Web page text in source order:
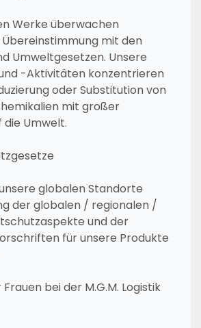
Werke überwachen
mit den
Umweltgesetzen. Unsere
-Aktivitäten konzentrieren
oder Substitution von
mit großer
die Umwelt.
globalen Standorte
der globalen / regionalen /
und der
für unsere Produkte
bei der M.G.M. Logistik